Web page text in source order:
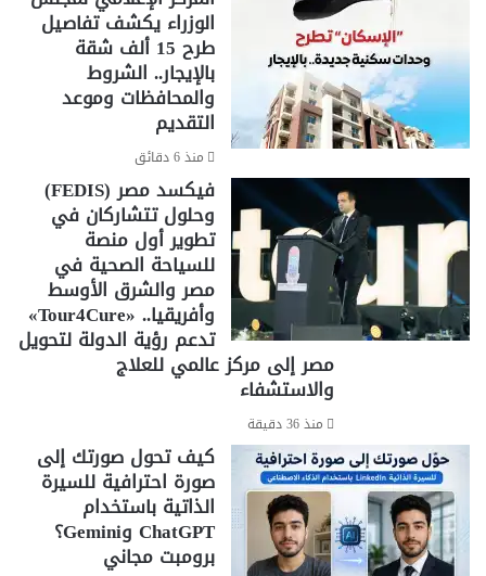
سعر الدينار الكويتي في البنوك
ل
ا
س
ت
ع
ل
م
ع
ل
م
ا
ص
و
ص
ي
ك
الوزراء يكشف تفاصيل
طرح 15 ألف شقة
بالإيجار.. الشروط
والمحافظات وموعد
التقديم
منذ 6 دقائق
فيكسد مصر (FEDIS)
وحلول تتشاركان في
تطوير أول منصة
للسياحة الصحية في
مصر والشرق الأوسط
وأفريقيا.. «Tour4Cure»
تدعم رؤية الدولة لتحويل
مصر إلى مركز عالمي للعلاج
والاستشفاء
منذ 36 دقيقة
كيف تحول صورتك إلى
صورة احترافية للسيرة
الذاتية باستخدام
ChatGPT وGemini؟
برومبت مجاني